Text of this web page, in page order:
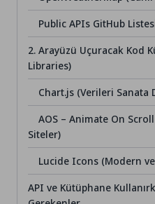
Public APIs GitHub
2. Arayüzü Uçuracak Kod
Libraries)
Chart.js (Verileri Sanata
AOS – Animate On
Siteler)
Lucide Icons (Modern
API ve Kütüphane